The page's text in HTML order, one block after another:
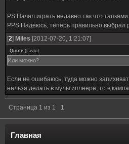
PS Начал играть недавно так что
PPS Надеюсь, теперь правильно выбрал
[2] Miles [2012-07-20, 1:21:07]
Quote (Lavio)
Или можно?
Если не ошибаюсь, туда можно
нельзя делать в мультиплеере, то в
Страница 1 из 1 1
Главная